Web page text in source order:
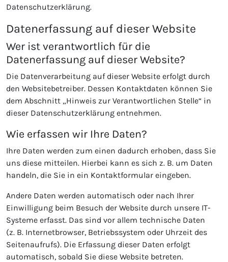
Datenschutzerklärung.
Datenerfassung auf dieser Website
Wer ist verantwortlich für die
Datenerfassung auf dieser Website?
Die Datenverarbeitung auf dieser Website erfolgt durch
den Websitebetreiber. Dessen Kontaktdaten können Sie
dem Abschnitt „Hinweis zur Verantwortlichen Stelle“ in
dieser Datenschutzerklärung entnehmen.
Wie erfassen wir Ihre Daten?
Ihre Daten werden zum einen dadurch erhoben, dass Sie
uns diese mitteilen. Hierbei kann es sich z. B. um Daten
handeln, die Sie in ein Kontaktformular eingeben.
Andere Daten werden automatisch oder nach Ihrer
Einwilligung beim Besuch der Website durch unsere IT-
Systeme erfasst. Das sind vor allem technische Daten
(z. B. Internetbrowser, Betriebssystem oder Uhrzeit des
Seitenaufrufs). Die Erfassung dieser Daten erfolgt
automatisch, sobald Sie diese Website betreten.